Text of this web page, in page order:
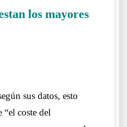
los mayores
sus datos, esto
“el coste del